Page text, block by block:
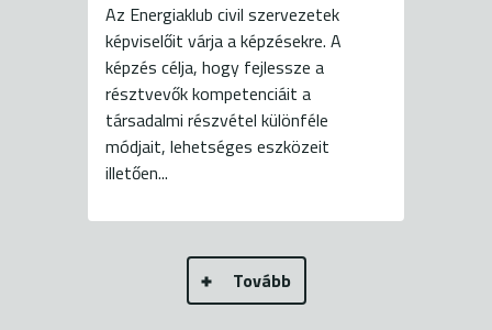
Az Energiaklub civil szervezetek
képviselőit várja a képzésekre. A
képzés célja, hogy fejlessze a
résztvevők kompetenciáit a
társadalmi részvétel különféle
módjait, lehetséges eszközeit
illetően...
Tovább